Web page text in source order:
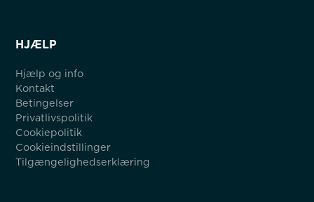
HJÆLP
Hjælp og info
Kontakt
Betingelser
Privatlivspolitik
Cookiepolitik
Cookieindstillinger
Tilgængelighedserklæring